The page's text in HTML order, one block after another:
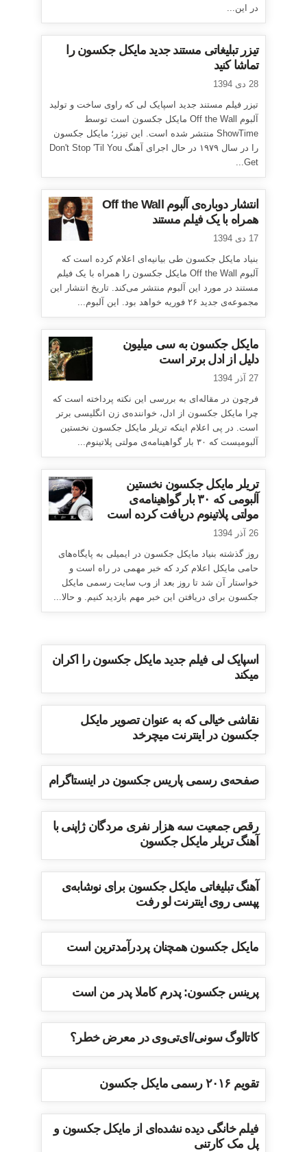
در این...
تیزر تبلیغاتی مستند جدید مایکل جکسون را
تماشا کنید
28 دی 1394
تیزر فیلم مستند جدید اسپایک لی که راوی ساخت و تولید
آلبوم Off the Wall مایکل جکسون است توسط
ShowTime منتشر شده است. این تیزر؛ مایکل جکسون
را در سال ۱۹۷۹ در حال اجرای آهنگ Don't Stop 'Til You
Get...
انتشار دوباره‌ی آلبوم Off the Wall
همراه با یک فیلم مستند
17 دی 1394
بنیاد مایکل جکسون طی بیانیه‌ای اعلام کرده است که
آلبوم Off the Wall مایکل جکسون را همراه با یک فیلم
مستند در مورد این آلبوم منتشر می‌کند. تاریخ انتشار این
مجموعه‌ی جدید ۲۶ فوریه خواهد بود. این آلبوم...
مایکل جکسون به سی میلیون
دلیل از ادل برتر است
27 آذر 1394
فرچون در مقاله‌ای به بررسی این نکته پرداخته است که
چرا مایکل جکسون از ادل، خواننده‌ی زن انگلیسی برتر
است. در پی اعلام اینکه تریلر مایکل جکسون نخستین
آلبومیست که ۳۰ بار گواهینامه‌ی مولتی پلاتینوم...
تریلر مایکل جکسون نخستین
آلبومی که ۳۰ بار گواهینامه‌ی
مولتی پلاتینوم دریافت کرده است
26 آذر 1394
روز گذشته بنیاد مایکل جکسون در ایمیلی به پایگاه‌های
حامی مایکل اعلام کرد که خبر مهمی در راه است و
خواستار آن شد تا روز بعد از وب سایت رسمی مایکل
جکسون برای دریافتن این خبر مهم بازدید کنیم. و حالا...
اسپایک لی فیلم جدید مایکل جکسون را اکران
میکند
نقاشی خیالی که به عنوان تصویر مایکل
جکسون در اینترنت میچرخد
صفحه‌ی رسمی پاریس جکسون در اینستاگرام
رقص جمعیت سه هزار نفری مردگان ژاپنی با
آهنگ تریلر مایکل جکسون
آهنگ تبلیغاتی مایکل جکسون برای نوشابه‌ی
پپسی روی اینترنت لو رفت
مایکل جکسون همچنان پردرآمدترین است
پرینس جکسون: پدرم کاملا پدر من است
کاتالوگ سونی/ای‌تی‌وی در معرض خطر؟
تقویم ۲۰۱۶ رسمی مایکل جکسون
فیلم خانگی دیده نشده‌ای از مایکل جکسون و
پل مک کارتنی